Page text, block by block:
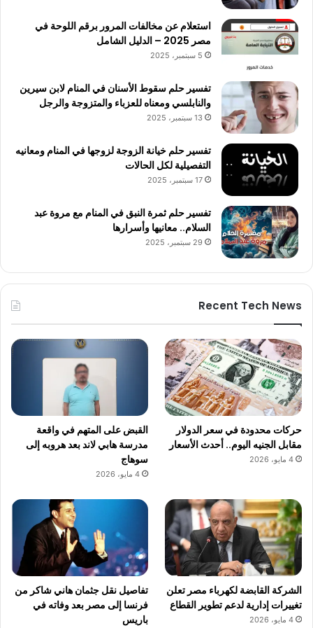
استعلام عن مخالفات المرور برقم اللوحة في
مصر 2025 – الدليل الشامل
5 سبتمبر، 2025
تفسير حلم سقوط الأسنان في المنام لابن سيرين
والنابلسي ومعناه للعزباء والمتزوجة والرجل
13 سبتمبر، 2025
تفسير حلم خيانة الزوجة لزوجها في المنام ومعانيه
التفصيلية لكل الحالات
17 سبتمبر، 2025
تفسير حلم ثمرة النبق في المنام مع مروة عبد
السلام.. معانيها وأسرارها
29 سبتمبر، 2025
Recent Tech News
حركات محدودة في سعر الدولار
مقابل الجنيه اليوم.. أحدث الأسعار
4 مايو، 2026
القبض على المتهم في واقعة
مدرسة هابي لاند بعد هروبه إلى
سوهاج
4 مايو، 2026
الشركة القابضة لكهرباء مصر تعلن
تغييرات إدارية لدعم تطوير القطاع
4 مايو، 2026
تفاصيل نقل جثمان هاني شاكر من
فرنسا إلى مصر بعد وفاته في
باريس